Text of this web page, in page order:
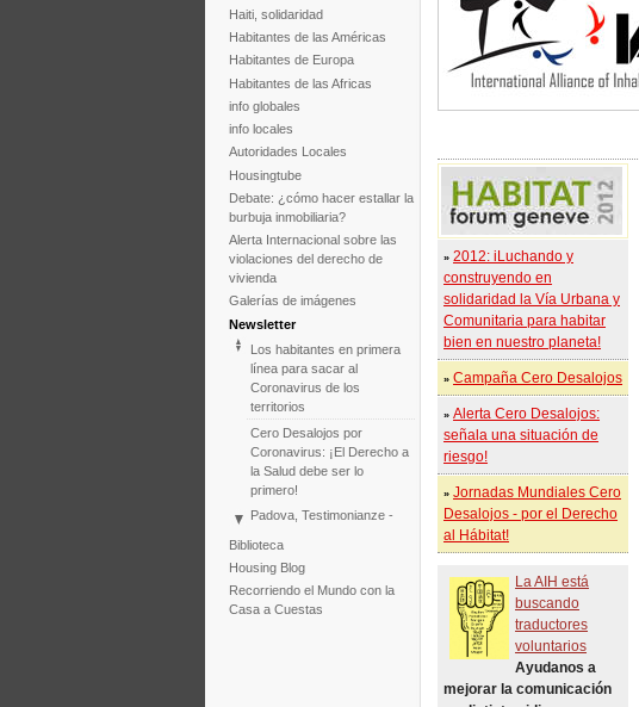
Haiti, solidaridad
Habitantes de las Américas
Habitantes de Europa
Habitantes de las Africas
info globales
info locales
Autoridades Locales
Housingtube
Debate: ¿cómo hacer estallar la
burbuja inmobiliaria?
Alerta Internacional sobre las
violaciones del derecho de
vivienda
Galerías de imágenes
Newsletter
Los habitantes en primera
línea para sacar al
Coronavirus de los
territorios
Cero Desalojos por
Coronavirus: ¡El Derecho a
la Salud debe ser lo
primero!
Padova, Testimonianze -
in solidarietà con i difensori
del diritto alla casa
Ante el fracaso de la
COP25, el Tribunal
Biblioteca
Housing Blog
Recorriendo el Mundo con la
Casa a Cuestas
»2012: iLuchando y
construyendo en
solidaridad la Vía Urbana y
Comunitaria para habitar
bien en nuestro planeta!
»Campaña Cero Desalojos
»Alerta Cero Desalojos:
señala una situación de
riesgo!
»Jornadas Mundiales Cero
Desalojos - por el Derecho
al Hábitat!
La AIH está
buscando
traductores
voluntarios
Ayudanos a
mejorar la comunicación